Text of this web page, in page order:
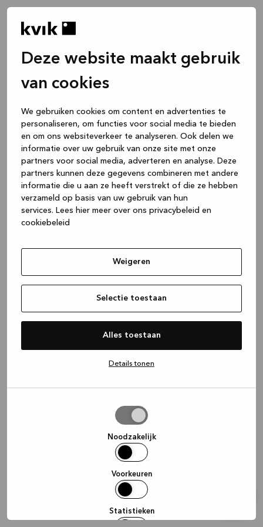
Deze website maakt gebruik
van cookies
We gebruiken cookies om content en advertenties te
personaliseren, om functies voor social media te bieden
en om ons websiteverkeer te analyseren. Ook delen we
informatie over uw gebruik van onze site met onze
partners voor social media, adverteren en analyse. Deze
partners kunnen deze gegevens combineren met andere
informatie die u aan ze heeft verstrekt of die ze hebben
verzameld op basis van uw gebruik van hun
services. Lees hier meer over ons privacybeleid en
cookiebeleid
Weigeren
Selectie toestaan
Alles toestaan
Details tonen
Noodzakelijk
Voorkeuren
Statistieken
(see the browser console for more
information).